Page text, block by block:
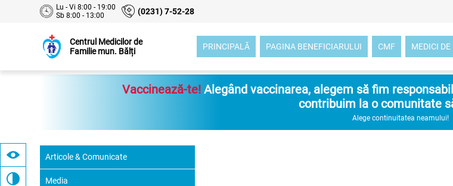
Lu - Vi 8:00 - 19:00
Sb 8:00 - 13:00
(0231) 7-52-28
Centrul Medicilor de
Familie mun. Bălți
PRINCIPALĂ PAGINA BENEFICIARULUI CMF MEDICI
Vaccinează-te! Alegând vaccinarea, alegem să fim
contribuim la o comunitate
Alege continuitatea neamului!
Articole & Comunicate
Media